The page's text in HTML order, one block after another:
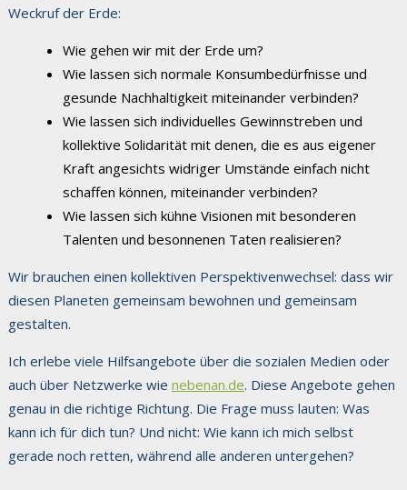
Weckruf der Erde:
Wie gehen wir mit der Erde um?
Wie lassen sich normale Konsumbedürfnisse und
gesunde Nachhaltigkeit miteinander verbinden?
Wie lassen sich individuelles Gewinnstreben und
kollektive Solidarität mit denen, die es aus eigener
Kraft angesichts widriger Umstände einfach nicht
schaffen können, miteinander verbinden?
Wie lassen sich kühne Visionen mit besonderen
Talenten und besonnenen Taten realisieren?
Wir brauchen einen kollektiven Perspektivenwechsel: dass wir
diesen Planeten gemeinsam bewohnen und gemeinsam
gestalten.
Ich erlebe viele Hilfsangebote über die sozialen Medien oder
auch über Netzwerke wie nebenan.de. Diese Angebote gehen
genau in die richtige Richtung. Die Frage muss lauten: Was
kann ich für dich tun? Und nicht: Wie kann ich mich selbst
gerade noch retten, während alle anderen untergehen?